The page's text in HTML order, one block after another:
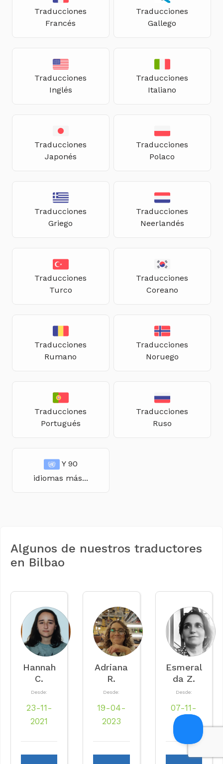
Traducciones
Francés
Traducciones
Gallego
Traducciones
Inglés
Traducciones
Italiano
Traducciones
Japonés
Traducciones
Polaco
Traducciones
Griego
Traducciones
Neerlandés
Traducciones
Turco
Traducciones
Coreano
Traducciones
Rumano
Traducciones
Noruego
Traducciones
Portugués
Traducciones
Ruso
Y 90
idiomas más...
Algunos de nuestros traductores
en Bilbao
Hannah
C.
Desde:
23-11-
2021
Adriana
R.
Desde:
19-04-
2023
Esmeral
da Z.
Desde:
07-11-
2022